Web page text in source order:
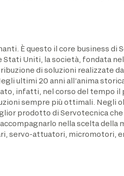
È questo il core business di
Stati Uniti, la società, fondata
di soluzioni realizzate
ultimi 20 anni all’anima
infatti, nel corso del tempo il
sempre più ottimali. Negli
prodotto di Servotecnica
nella scelta della
servo-attuatori, micromotori,